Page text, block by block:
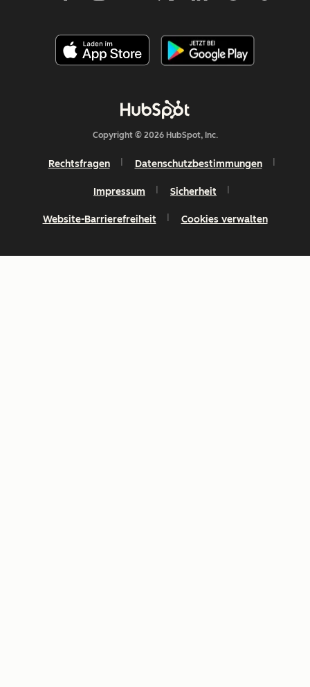
Copyright © 2026 HubSpot, Inc.
Rechtsfragen Datenschutzbestimmungen
Impressum Sicherheit
Website-Barrierefreiheit Cookies verwalten